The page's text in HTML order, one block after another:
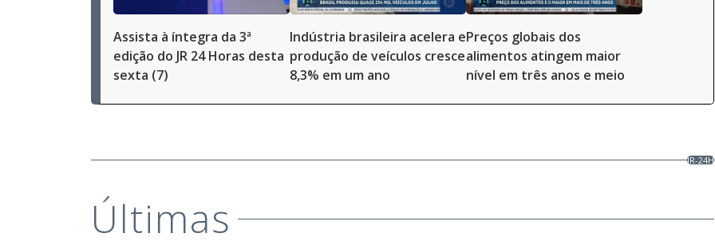
Assista à íntegra da 3ª
edição do JR 24 Horas desta
sexta (7)
Indústria brasileira acelera e
produção de veículos cresce
8,3% em um ano
Preços globais dos
alimentos atingem maior
nível em três anos e meio
JR-24H
Últimas